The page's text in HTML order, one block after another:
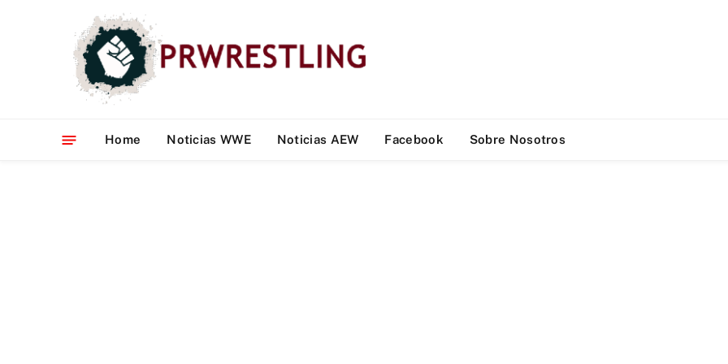
Home Noticias WWE Noticias AEW Facebook Sobre Nosotros